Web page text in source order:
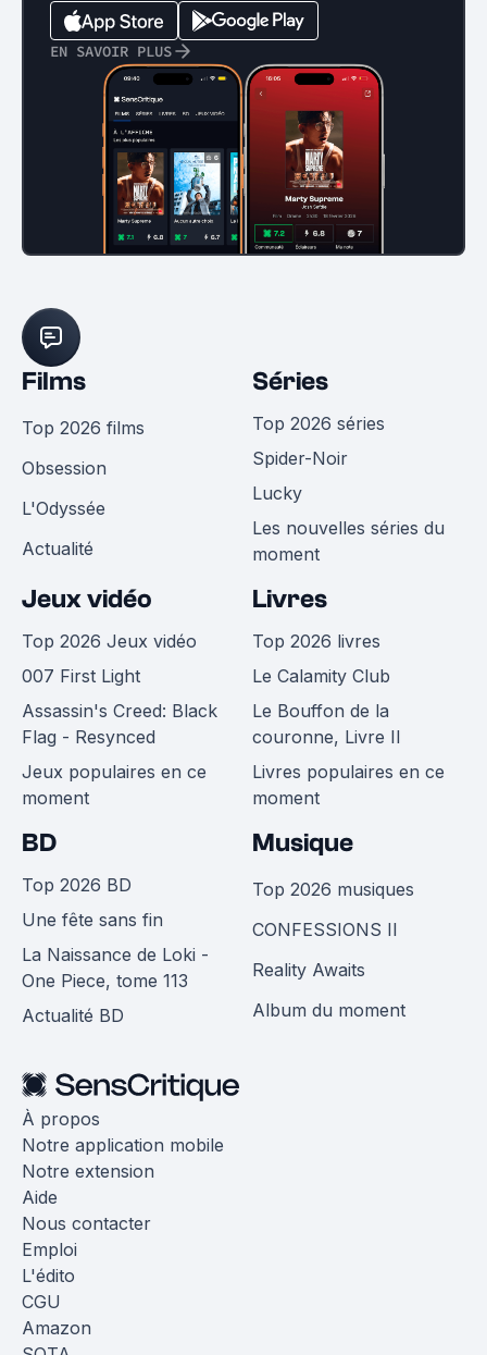
EN SAVOIR PLUS
Films
Top 2026 films
Obsession
L'Odyssée
Actualité
Séries
Top 2026 séries
Spider-Noir
Lucky
Les nouvelles séries du
moment
Jeux vidéo
Top 2026 Jeux vidéo
007 First Light
Assassin's Creed: Black
Flag - Resynced
Jeux populaires en ce
moment
Livres
Top 2026 livres
Le Calamity Club
Le Bouffon de la
couronne, Livre II
Livres populaires en ce
moment
BD
Top 2026 BD
Une fête sans fin
La Naissance de Loki -
One Piece, tome 113
Actualité BD
Musique
Top 2026 musiques
CONFESSIONS II
Reality Awaits
Album du moment
À propos
Notre application mobile
Notre extension
Aide
Nous contacter
Emploi
L'édito
CGU
Amazon